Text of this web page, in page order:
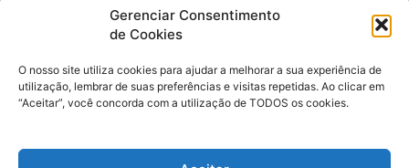
Gerenciar Consentimento
de Cookies
O nosso site utiliza cookies para ajudar a melhorar a sua experiência de
utilização, lembrar de suas preferências e visitas repetidas. Ao clicar em
“Aceitar”, você concorda com a utilização de TODOS os cookies.
(91) 98224 - 3111